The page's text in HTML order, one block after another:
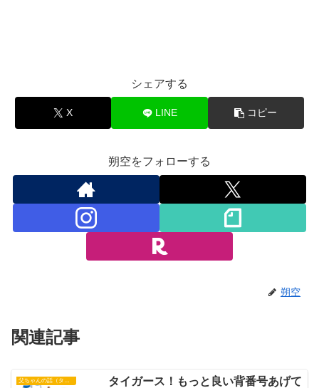
シェアする
X LINE コピー
朔空をフォローする
朔空
関連記事
父ちゃんの話（タイガース）
タイガース！もっと良い背番号あげて